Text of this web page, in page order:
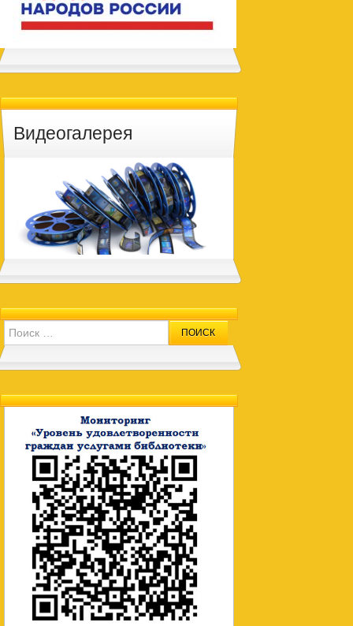
Видеогалерея
Search for: